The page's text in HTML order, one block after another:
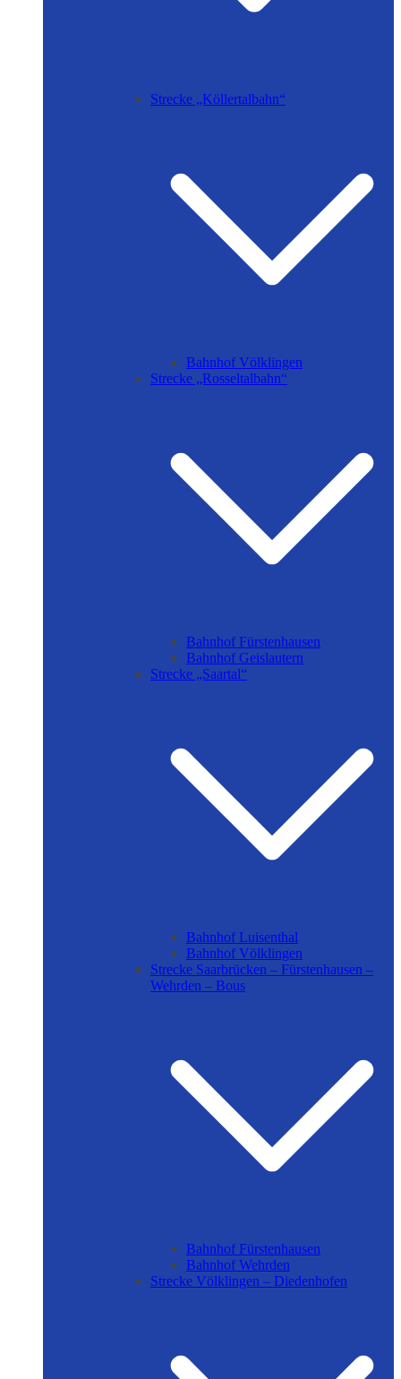
Strecke „Köllertalbahn“
Bahnhof Völklingen
Strecke „Rosseltalbahn“
Bahnhof Fürstenhausen
Bahnhof Geislautern
Strecke „Saartal“
Bahnhof Luisenthal
Bahnhof Völklingen
Strecke Saarbrücken – Fürstenhausen –
Wehrden – Bous
Bahnhof Fürstenhausen
Bahnhof Wehrden
Strecke Völklingen – Diedenhofen